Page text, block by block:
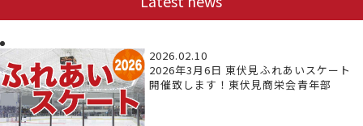
2026.02.10
2026年3月6日 東伏見ふれあいスケート
開催致します！東伏見商栄会青年部